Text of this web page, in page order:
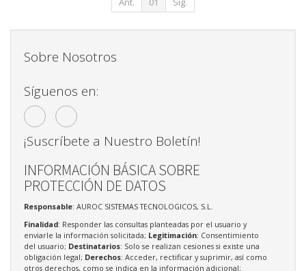
Sobre Nosotros
Síguenos en:
¡Suscríbete a Nuestro Boletín!
INFORMACIÓN BÁSICA SOBRE
PROTECCIÓN DE DATOS
Responsable: AUROC SISTEMAS TECNOLOGICOS, S.L.
Finalidad: Responder las consultas planteadas por el usuario y
enviarle la información solicitada; Legitimación: Consentimiento
del usuario; Destinatarios: Solo se realizan cesiones si existe una
obligación legal; Derechos: Acceder, rectificar y suprimir, así como
otros derechos, como se indica en la información adicional;